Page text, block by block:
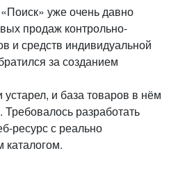
уже очень давно
продаж контрольно-
и средств индивидуальной
за созданием
и база товаров в нём
разработать
ресурс с реально